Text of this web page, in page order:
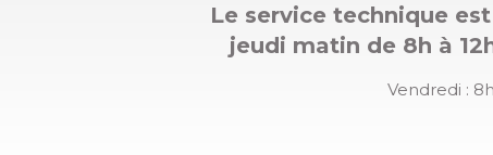
Le service technique
jeudi matin de 8h à
Vendredi :